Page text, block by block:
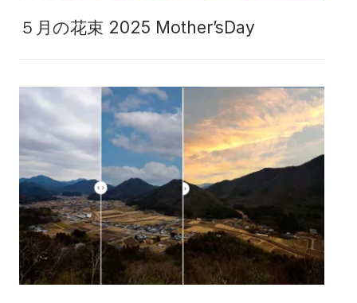
５月の花束 2025 Mother’sDay